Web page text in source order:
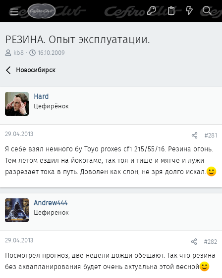
РЕЗИНА. Опыт эксплуатации.
А
т
е
м
ы
kb8
Д
т
а
ч
л
16.10.2009
Новосибирск
Hard
Цефирёнок
29.04.2013 #281
Я себе взял немного бу Toyo proxes cf1 215/55/16. Резина огонь.
Тем летом ездил на йокогаме, так тоя и тише и мягче и лужи
разрезает тока в путь. Доволен как слон, не зря долго искал.
Andrew444
Цефирёнок
29.04.2013 #282
Посмотрел прогноз, две недели дожди обещают. Так что резина
без аквапланирования будет очень актуальна этой весной